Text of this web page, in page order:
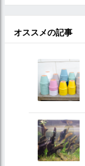
オススメの記事